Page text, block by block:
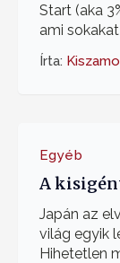
Start (aka
ami sokakat
Írta:
Egyéb
A
Japán az
világ egyik
Hihetetlen